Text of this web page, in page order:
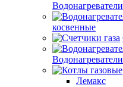
косвенные
Лемакс